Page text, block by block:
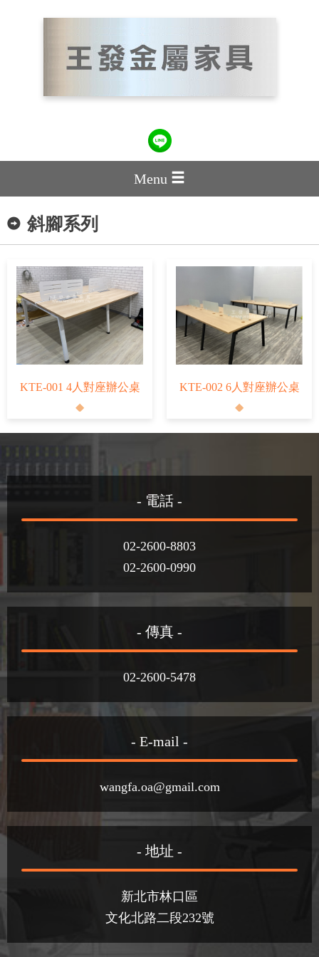
Menu
斜腳系列
KTE-001 4人對座辦公桌 KTE-002 6人對座辦公桌
- 電話 -
02-2600-8803
02-2600-0990
- 傳真 -
02-2600-5478
- E-mail -
wangfa.oa@gmail.com
- 地址 -
新北市林口區
文化北路二段232號